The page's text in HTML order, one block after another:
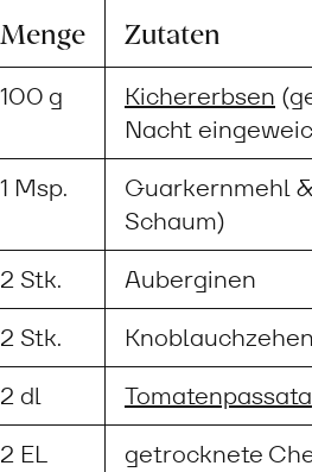
Menge Zutaten
100 g Kichererbsen
Nacht
1 Msp.
Guarkernmehl
Schaum)
2 Stk.
Auberginen
2 Stk.
2 dl
Tomatenpassata
2 EL
getrocknete